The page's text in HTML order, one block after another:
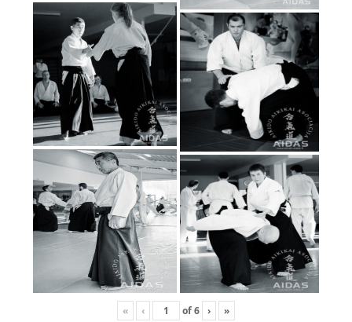
« ‹ of6 › »